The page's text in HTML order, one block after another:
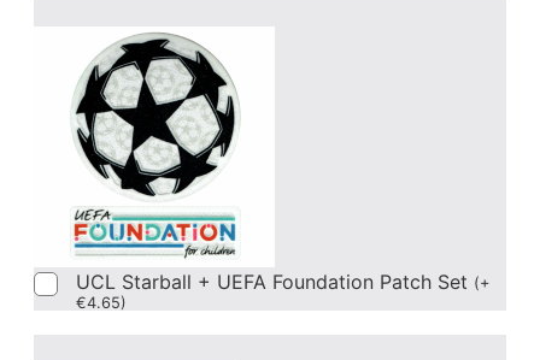
UCL Starball + UEFA Foundation Patch Set (+
€4.65)